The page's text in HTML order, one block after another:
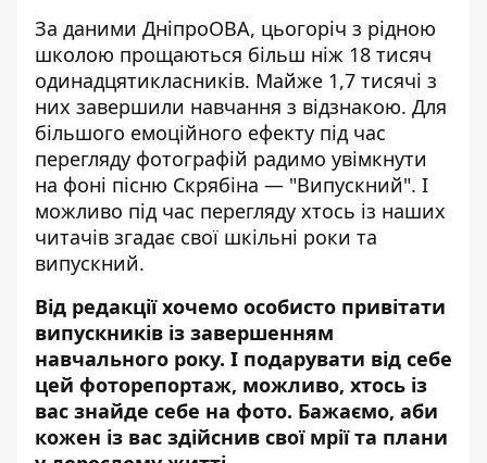
За даними ДніпроОВА, цьогоріч з рідною
школою прощаються більш ніж 18 тисяч
одинадцятикласників. Майже 1,7 тисячі з
них завершили навчання з відзнакою. Для
більшого емоційного ефекту під час
перегляду фотографій радимо увімкнути
на фоні пісню Скрябіна — "Випускний". І
можливо під час перегляду хтось із наших
читачів згадає свої шкільні роки та
випускний.
Від редакції хочемо особисто привітати
випускників із завершенням
навчального року. І подарувати від себе
цей фоторепортаж, можливо, хтось із
вас знайде себе на фото. Бажаємо, аби
кожен із вас здійснив свої мрії та плани